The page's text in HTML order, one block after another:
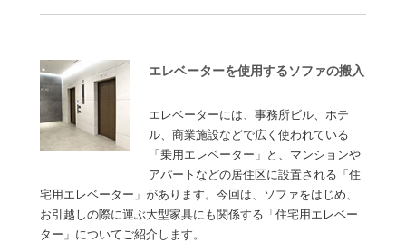
エレベーターを使用するソファの搬入
エレベーターには、事務所ビル、ホテ
ル、商業施設などで広く使われている
「乗用エレベーター」と、マンションや
アパートなどの居住区に設置される「住
宅用エレベーター」があります。今回は、ソファをはじめ、
お引越しの際に運ぶ大型家具にも関係する「住宅用エレベー
ター」についてご紹介します。……